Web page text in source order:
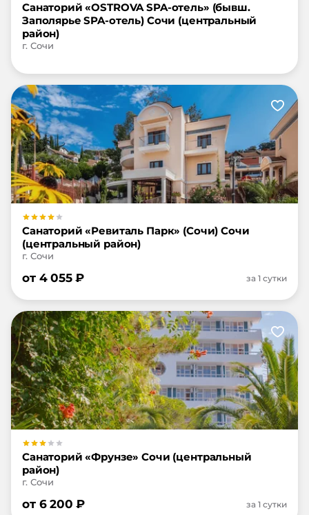
Санаторий «OSTROVA SPA-отель» (бывш.
Заполярье SPA-отель) Сочи (центральный
район)
г. Сочи
Санаторий «Ревиталь Парк» (Сочи) Сочи
(центральный район)
г. Сочи
от 4 055₽ за 1 сутки
Санаторий «Фрунзе» Сочи (центральный
район)
г. Сочи
от 6 200 ₽ за 1 сутки